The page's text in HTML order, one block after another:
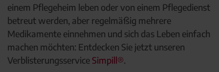
einem Pflegeheim leben oder von einem Pflegedienst
betreut werden, aber regelmäßig mehrere
Medikamente einnehmen und sich das Leben einfach
machen möchten: Entdecken Sie jetzt unseren
Verblisterungsservice Simpill®.